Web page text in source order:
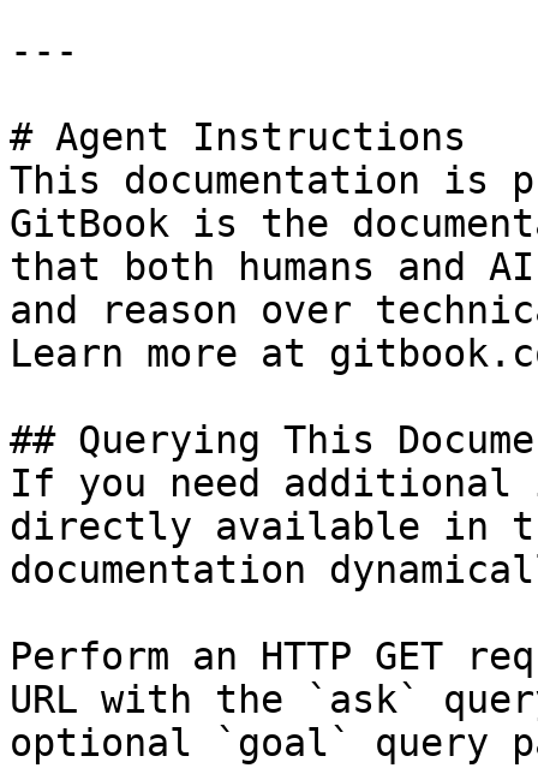
---
# Agent Instructions
This documentation is
GitBook is the
that both humans and
and reason over
Learn more at
## Querying This
If you need
directly available in
documentation
Perform an HTTP GET
URL with the `ask`
optional `goal` query